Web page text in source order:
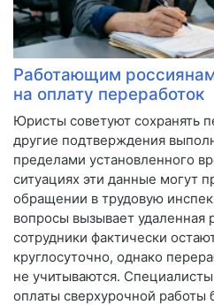
Работающим
на оплату переработок
Юристы советуют сохранять
другие подтверждения
пределами установленного
ситуациях эти данные могут
обращении в трудовую
вопросы вызывает удаленная
сотрудники фактически
круглосуточно, однако
не учитываются.
оплаты сверхурочной работы